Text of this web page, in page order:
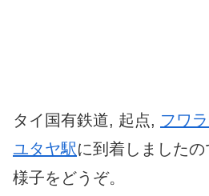
タイ国有鉄道, 起点, フワ
ユタヤ駅に到着しました
様子をどうぞ。